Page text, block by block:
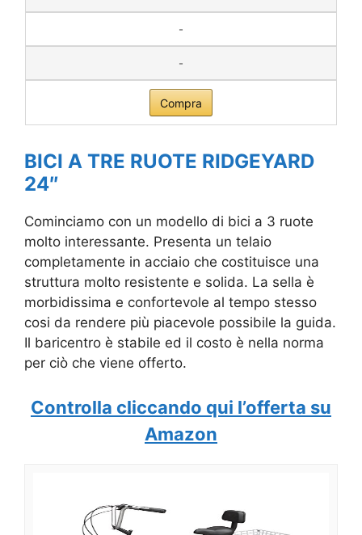
-
-
Compra
BICI A TRE RUOTE RIDGEYARD
24″
Cominciamo con un modello di bici a 3 ruote
molto interessante. Presenta un telaio
completamente in acciaio che costituisce una
struttura molto resistente e solida. La sella è
morbidissima e confortevole al tempo stesso
cosi da rendere più piacevole possibile la guida.
Il baricentro è stabile ed il costo è nella norma
per ciò che viene offerto.
Controlla cliccando qui l’offerta su
Amazon